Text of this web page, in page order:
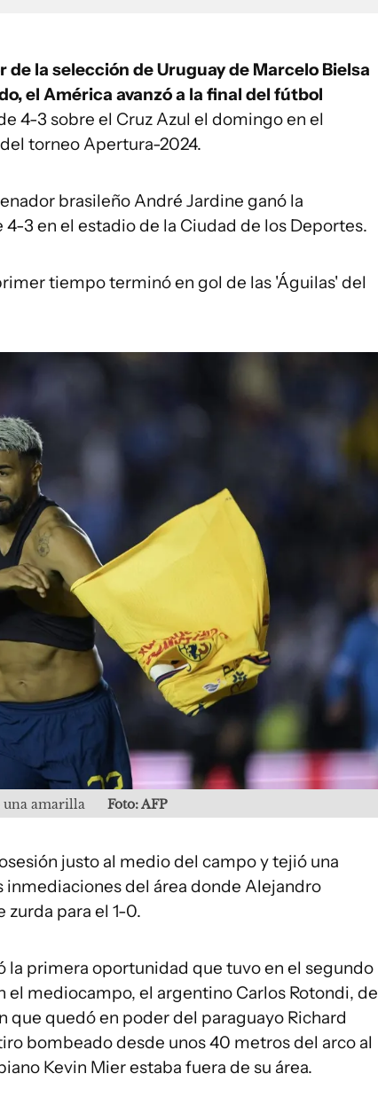
de la selección de Uruguay de Marcelo Bielsa
el América avanzó a la final del fútbol
4-3 sobre el Cruz Azul el domingo en el
torneo Apertura-2024.
brasileño André Jardine ganó la
3 en el estadio de la Ciudad de los Deportes.
tiempo terminó en gol de las 'Águilas' del
una amarilla Foto: AFP
justo al medio del campo y tejió una
inmediaciones del área donde Alejandro
zurda para el 1-0.
la primera oportunidad que tuvo en el segundo
el mediocampo, el argentino Carlos Rotondi, de
que quedó en poder del paraguayo Richard
bombeado desde unos 40 metros del arco al
Kevin Mier estaba fuera de su área.